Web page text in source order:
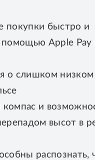
покупки быстро и
помощью Apple Pay
о слишком низком
компас и
высот в
распознать,